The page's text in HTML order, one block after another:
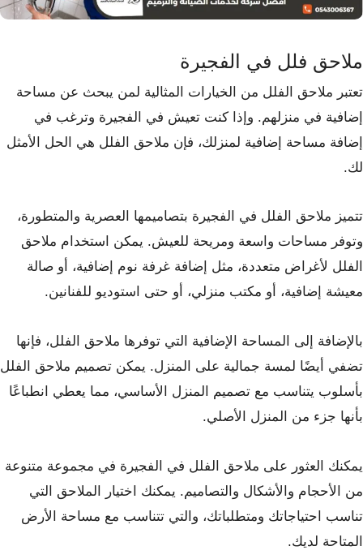
ملاحق فلل في الفجيرة
تعتبر ملاحق الفلل من الخيارات المثالية لمن يبحث عن مساحة
إضافية في منزلهم. وإذا كنت تعيش في الفجيرة وترغب في
إضافة مساحة إضافية لمنزلك، فإن ملاحق الفلل هي الحل الأمثل
لك.
تتميز ملاحق الفلل في الفجيرة بتصاميمها العصرية والمتطورة،
وتوفر مساحات واسعة ومريحة للعيش. يمكن استخدام ملاحق
الفلل لأغراض متعددة، مثل إضافة غرفة نوم إضافية، أو صالة
معيشة إضافية، أو مكتب منزلي، أو حتى استوديو للفنانين.
بالإضافة إلى المساحة الإضافية التي توفرها ملاحق الفلل، فإنها
تضفي أيضًا لمسة جمالية على المنزل. يمكن تصميم ملاحق الفلل
بأسلوب يتناسب مع تصميم المنزل الأساسي، مما يعطي انطباعًا
بأنها جزء من المنزل الأصلي.
يمكنك العثور على ملاحق الفلل في الفجيرة في مجموعة متنوعة
من الأحجام والأشكال والتصاميم. يمكنك اختيار الملاحق التي
تناسب احتياجاتك ومتطلباتك، والتي تتناسب مع مساحة الأرض
المتاحة لديك.